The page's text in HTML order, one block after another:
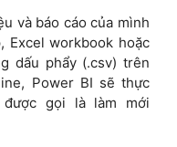
và báo cáo của mình
Excel workbook hoặc
dấu phẩy (.csv) trên
Power BI sẽ thực
gọi là làm mới